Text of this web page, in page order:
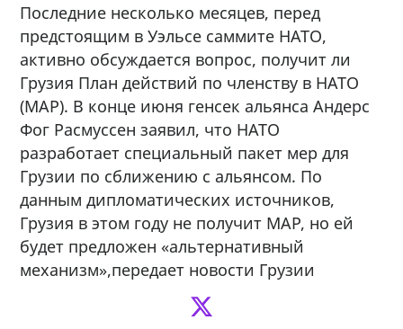
Последние несколько месяцев, перед
предстоящим в Уэльсе саммите НАТО,
активно обсуждается вопрос, получит ли
Грузия План действий по членству в НАТО
(МАР). В конце июня генсек альянса Андерс
Фог Расмуссен заявил, что НАТО
разработает специальный пакет мер для
Грузии по сближению с альянсом. По
данным дипломатических источников,
Грузия в этом году не получит МАР, но ей
будет предложен «альтернативный
механизм»,передает новости Грузии